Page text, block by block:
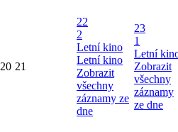
20 21
22
2
Letní kino
Letní kino
Zobrazit
všechny
záznamy ze
dne
23
1
Letní
Zobrazit
všechny
záznamy
ze dne